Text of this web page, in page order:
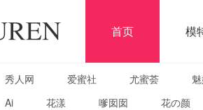
首页 模
秀人网 爱蜜社 尤蜜荟
Ai
花漾 嗲囡囡 花の颜